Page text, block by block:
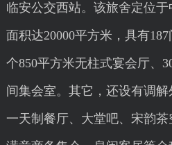
临安公交西站。该旅舍定位
面积达20000平方米，具有
个850平方米无柱式宴会厅、
间集会室。其它，还设有调解
一天制餐厅、大堂吧、宋韵茶